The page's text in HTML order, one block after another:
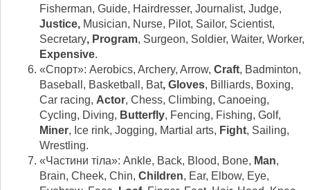
Fisherman, Guide, Hairdresser, Journalist, Judge,
Justice, Musician, Nurse, Pilot, Sailor, Scientist,
Secretary, Program, Surgeon, Soldier, Waiter, Worker,
Expensive.
«Спорт»: Aerobics, Archery, Arrow, Craft, Badminton,
Baseball, Basketball, Bat, Gloves, Billiards, Boxing,
Car racing, Actor, Chess, Climbing, Canoeing,
Cycling, Diving, Butterfly, Fencing, Fishing, Golf,
Miner, Ice rink, Jogging, Martial arts, Fight, Sailing,
Wrestling.
«Частини тіла»: Ankle, Back, Blood, Bone, Man,
Brain, Cheek, Chin, Children, Ear, Elbow, Eye,